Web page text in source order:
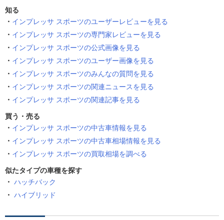
知る
インプレッサ スポーツのユーザーレビューを見る
インプレッサ スポーツの専門家レビューを見る
インプレッサ スポーツの公式画像を見る
インプレッサ スポーツのユーザー画像を見る
インプレッサ スポーツのみんなの質問を見る
インプレッサ スポーツの関連ニュースを見る
インプレッサ スポーツの関連記事を見る
買う・売る
インプレッサ スポーツの中古車情報を見る
インプレッサ スポーツの中古車相場情報を見る
インプレッサ スポーツの買取相場を調べる
似たタイプの車種を探す
ハッチバック
ハイブリッド